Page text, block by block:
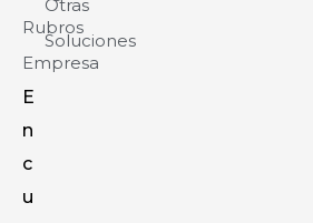
Rubros
Empresa
E
n
c
u
Otras
Soluciones